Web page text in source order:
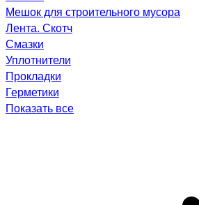
Мешок для строительного мусора
Лента. Скотч
Смазки
Уплотнители
Прокладки
Герметики
Показать все